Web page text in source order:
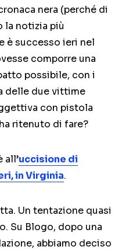
nera (perché di
la notizia più
è successo ieri nel
comporre una
possibile, con i
delle due vittime
con pistola
ritenuto di fare?
all’uccisione di
in Virginia.
Un tentazione quasi
Su Blogo, dopo una
abbiamo deciso